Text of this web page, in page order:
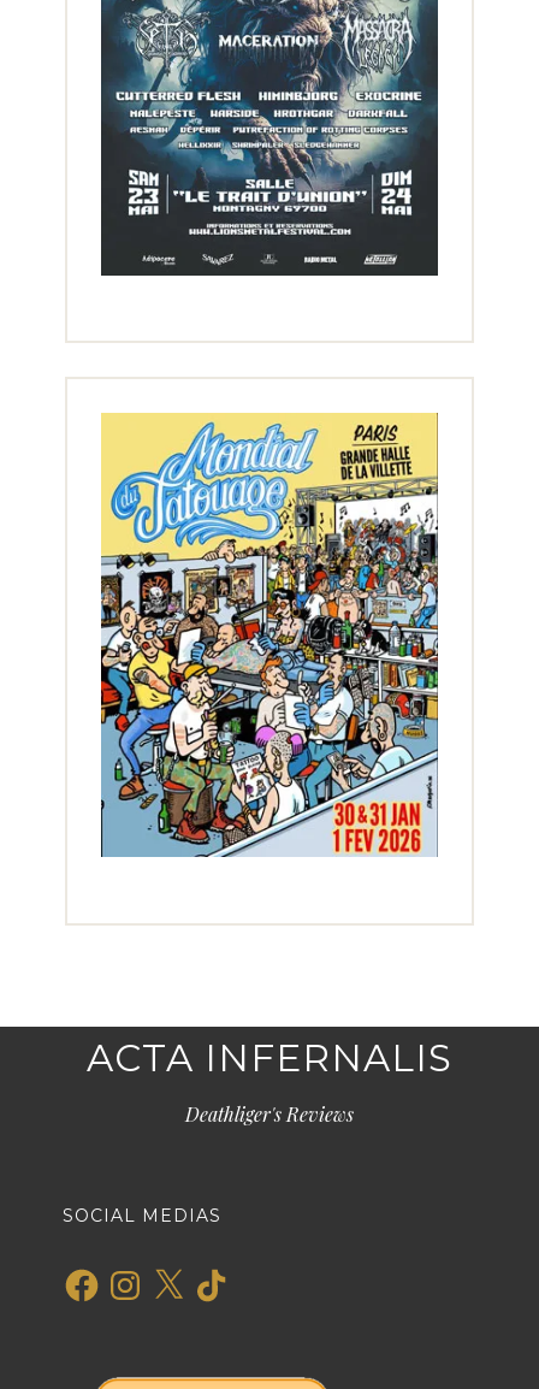
ACTA INFERNALIS
Deathliger's Reviews
SOCIAL MEDIAS
FacebookInstagram
X TikTok